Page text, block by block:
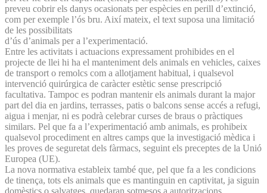
preveu cobrir els danys ocasionats per espècies en perill d’extinció,
com per exemple l’ós bru. Així mateix, el text suposa una limitació
de les possibilitats
d’ús d’animals per a l’experimentació.
Entre les activitats i actuacions expressament prohibides en el
projecte de llei hi ha el manteniment dels animals en vehicles, caixes
de transport o remolcs com a allotjament habitual, i qualsevol
intervenció quirúrgica de caràcter estètic sense prescripció
facultativa. Tampoc es podran mantenir els animals durant la major
part del dia en jardins, terrasses, patis o balcons sense accés a refugi,
aigua i menjar, ni es podrà celebrar curses de braus o pràctiques
similars. Pel que fa a l’experimentació amb animals, es prohibeix
qualsevol procediment en altres camps que la investigació mèdica i
les proves de seguretat dels fàrmacs, seguint els preceptes de la Unió
Europea (UE).
La nova normativa estableix també que, pel que fa a les condicions
de tinença, tots els animals que es mantinguin en captivitat, ja siguin
domèstics o salvatges, quedaran sotmesos a autoritzacions